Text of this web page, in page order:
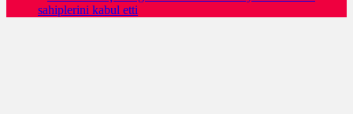
sahiplerini kabul etti